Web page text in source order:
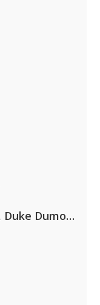
Purple Disco Machine, Duke Dumont & Nothing But Thieves